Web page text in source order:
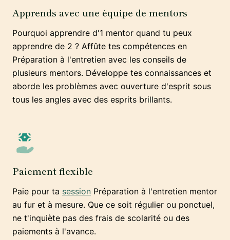
Apprends avec une équipe de mentors
Pourquoi apprendre d'1 mentor quand tu peux
apprendre de 2 ? Affûte tes compétences en
Préparation à l'entretien avec les conseils de
plusieurs mentors. Développe tes connaissances et
aborde les problèmes avec ouverture d'esprit sous
tous les angles avec des esprits brillants.
Paiement flexible
Paie pour ta session Préparation à l'entretien mentor
au fur et à mesure. Que ce soit régulier ou ponctuel,
ne t'inquiète pas des frais de scolarité ou des
paiements à l'avance.